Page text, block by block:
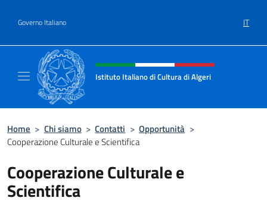
Governo Italiano IT
Intestazione sito, social e menù
Istituto Italiano di Cultura di Algeri
Home > Chi siamo > Contatti > Opportunità >
Cooperazione Culturale e Scientifica
Cooperazione Culturale e
Scientifica